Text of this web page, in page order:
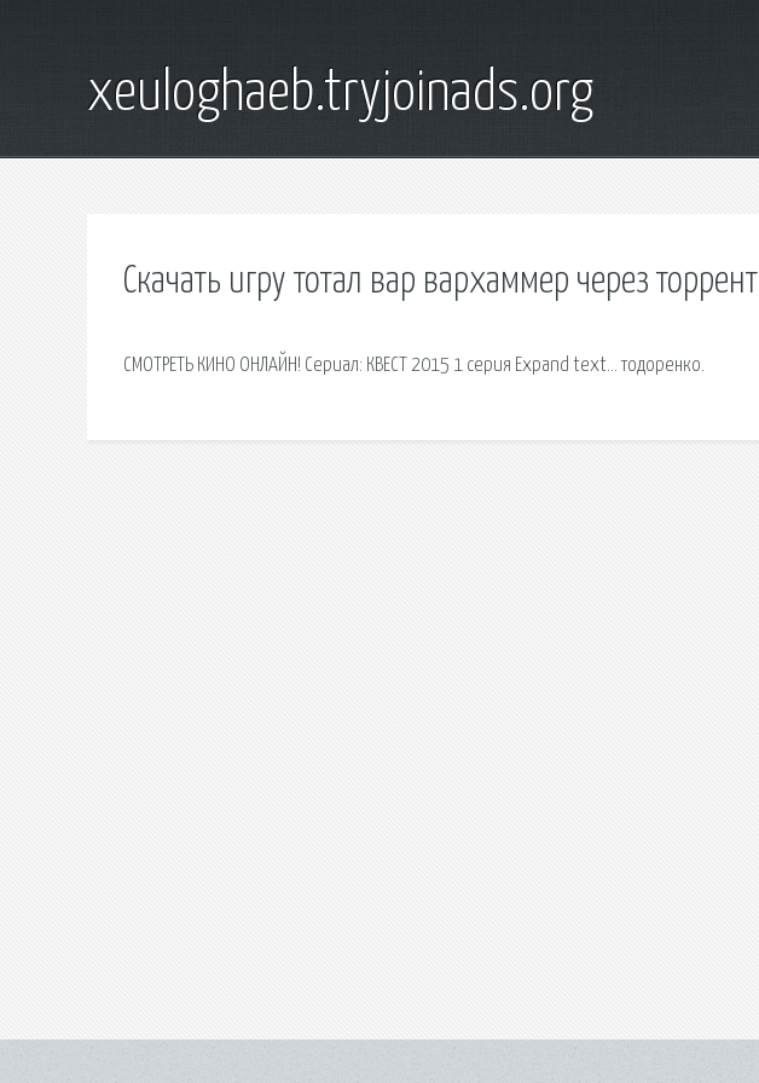
xeuloghaeb.tryjoinads.org
Скачать игру тотал вар вархаммер через торрент
СМОТРЕТЬ КИНО ОНЛАЙН! Сериал: КВЕСТ 2015 1 серия Expand text… тодоренко.